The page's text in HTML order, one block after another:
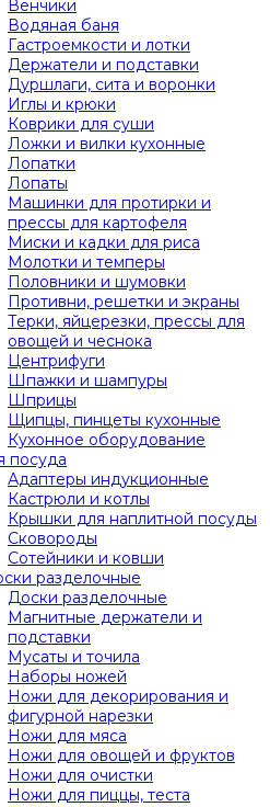
Венчики
Водяная баня
Гастроемкости и лотки
Держатели и подставки
Дуршлаги, сита и воронки
Иглы и крюки
Коврики для суши
Ложки и вилки кухонные
Лопатки
Лопаты
Машинки для протирки и
прессы для картофеля
Миски и кадки для риса
Молотки и темперы
Половники и шумовки
Противни, решетки и экраны
Терки, яйцерезки, прессы для
овощей и чеснока
Центрифуги
Шпажки и шампуры
Шприцы
Щипцы, пинцеты кухонные
Кухонное оборудование
посуда
Адаптеры индукционные
Кастрюли и котлы
Крышки для наплитной посуды
Сковороды
Сотейники и ковши
разделочные
Доски разделочные
Магнитные держатели и
подставки
Мусаты и точила
Наборы ножей
Ножи для декорирования и
фигурной нарезки
Ножи для мяса
Ножи для овощей и фруктов
Ножи для очистки
Ножи для пиццы, теста